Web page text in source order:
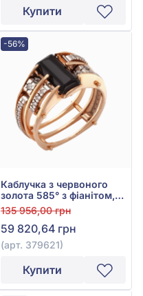
Купити
-56%
Каблучка з червоного
золота 585° з фіанітом,
куб. цирконієм та
чорним агатом, арт.
379621
135 956,00 грн
59 820,64 грн
(арт. 379621)
Купити